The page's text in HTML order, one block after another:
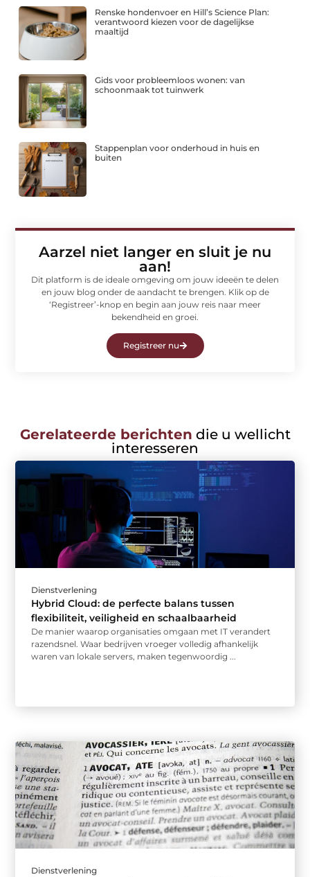
Renske hondenvoer en Hill’s Science Plan:
verantwoord kiezen voor de dagelijkse
maaltijd
Gids voor probleemloos wonen: van
schoonmaak tot tuinwerk
Stappenplan voor onderhoud in huis en
buiten
Aarzel niet langer en sluit je nu
aan!
Dit platform is de ideale omgeving om jouw ideeën te delen
en jouw blog onder de aandacht te brengen. Klik op de
‘Registreer’-knop en begin aan jouw reis naar meer
bekendheid en groei.
Registreer nu
Gerelateerde berichten die u wellicht
interesseren
Dienstverlening
Hybrid Cloud: de perfecte balans tussen
flexibiliteit, veiligheid en schaalbaarheid
De manier waarop organisaties omgaan met IT verandert
razendsnel. Waar bedrijven vroeger volledig afhankelijk
waren van lokale servers, maken tegenwoordig ...
Dienstverlening